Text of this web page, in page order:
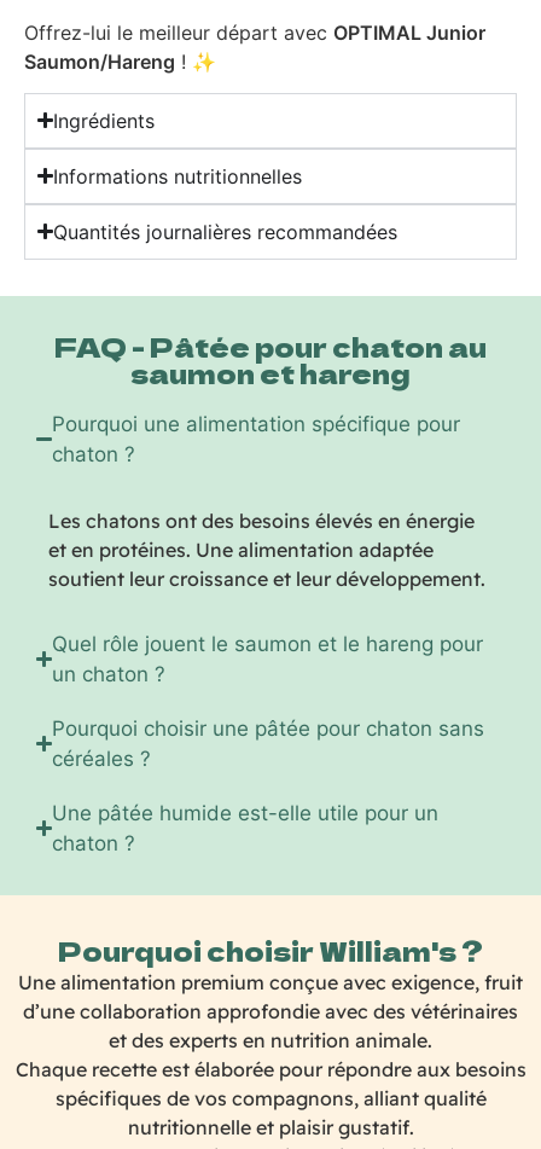
Offrez-lui le meilleur départ avec OPTIMAL Junior
Saumon/Hareng ! ✨
Ingrédients
Informations nutritionnelles
Quantités journalières recommandées
FAQ - Pâtée pour chaton au
saumon et hareng
Pourquoi une alimentation spécifique pour
chaton ?
Les chatons ont des besoins élevés en énergie
et en protéines. Une alimentation adaptée
soutient leur croissance et leur développement.
Quel rôle jouent le saumon et le hareng pour
un chaton ?
Pourquoi choisir une pâtée pour chaton sans
céréales ?
Une pâtée humide est-elle utile pour un
chaton ?
Pourquoi choisir William's ?
Une alimentation premium conçue avec exigence, fruit
d’une collaboration approfondie avec des vétérinaires
et des experts en nutrition animale.
Chaque recette est élaborée pour répondre aux besoins
spécifiques de vos compagnons, alliant qualité
nutritionnelle et plaisir gustatif.